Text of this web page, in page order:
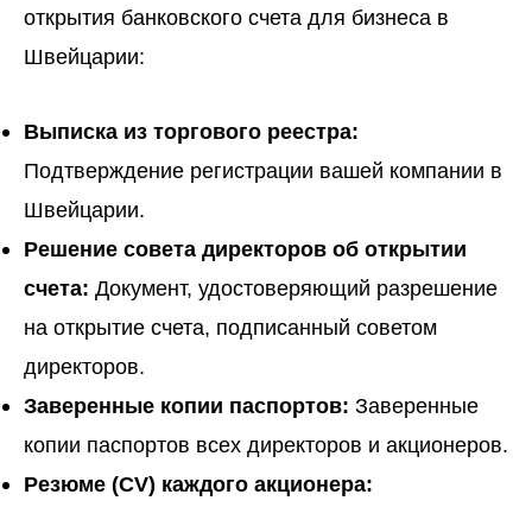
открытия банковского счета для бизнеса в
Швейцарии:
Выписка из торгового реестра:
Подтверждение регистрации вашей компании в
Швейцарии.
Решение совета директоров об открытии
счета: Документ, удостоверяющий разрешение
на открытие счета, подписанный советом
директоров.
Заверенные копии паспортов: Заверенные
копии паспортов всех директоров и акционеров.
Резюме (CV) каждого акционера: